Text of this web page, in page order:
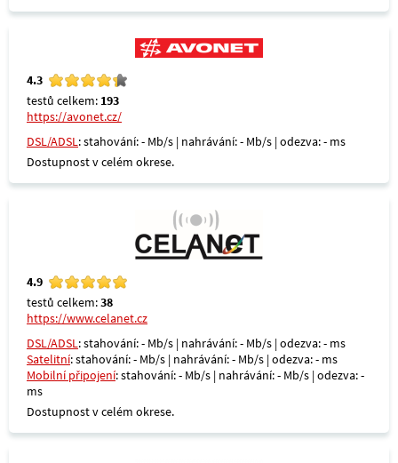
4.3
testů celkem: 193
https://avonet.cz/
DSL/ADSL: stahování: - Mb/s | nahrávání: - Mb/s | odezva: - ms
Dostupnost v celém okrese.
4.9
testů celkem:38
https://www.celanet.cz
DSL/ADSL: stahování: - Mb/s | nahrávání: - Mb/s | odezva: - ms
Satelitní: stahování: - Mb/s | nahrávání: - Mb/s | odezva: - ms
Mobilní připojení: stahování: - Mb/s | nahrávání: - Mb/s | odezva: -
ms
Dostupnost v celém okrese.